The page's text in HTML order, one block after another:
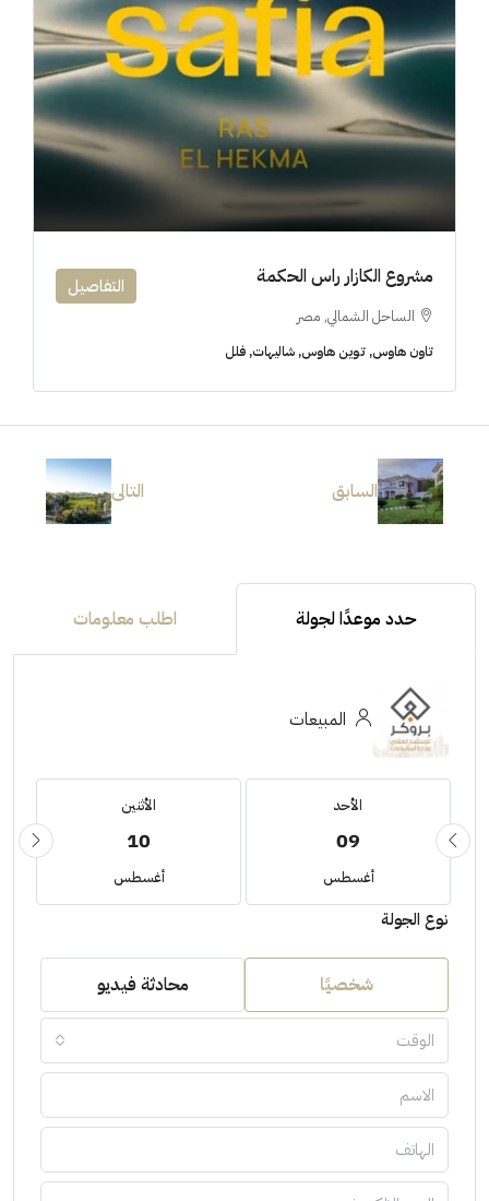
مشروع الكازار راس الحكمة
الساحل الشمالي, مصر
تاون هاوس, توين هاوس, شاليهات, فلل
التفاصيل
السابق التالى
حدد موعدًا لجولة اطلب معلومات
المبيعات
الأحد
09
أغسطس
الأثنين
10
أغسطس
نوع الجولة
شخصيًا محادثة فيديو
الوقت